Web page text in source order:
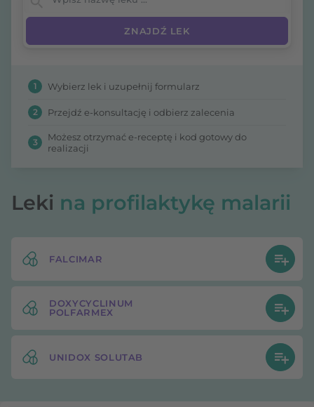
1 Wybierz lek i uzupełnij formularz
2 Przejdź e-konsultację i odbierz zalecenia
3
Możesz otrzymać e-receptę i kod gotowy do
realizacji
Leki na profilaktykę malarii
FALCIMAR
DOXYCYCLINUM
POLFARMEX
UNIDOX SOLUTAB